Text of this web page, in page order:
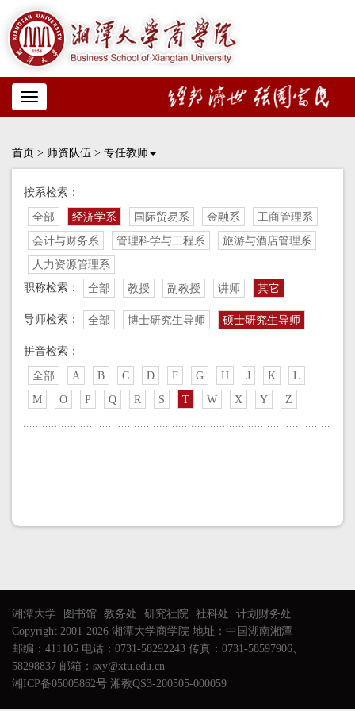
Toggle
navigation
首页 > 师资队伍 > 专任教师
按系检索：
全部 经济学系 国际贸易系 金融系
工商管理系
会计与财务系
管理科学与工程系
旅游与酒店管理系
人力资源管理系
职称检索：
全部 教授 副教授 讲师 其它
导师检索： 全部 博士研究生导师 硕士研究生导师
拼音检索：
全部 A B C D F G H J K
L
M
O P Q R S T W X Y Z
湘潭大学 图书馆 教务处 研究社院 社科处
计划财务处
Copyright 2001-2026 湘潭大学商学院 地址：中国湖南湘潭
邮编：411105 电话：0731-58292243 传真：0731-58597906、
58298837 邮箱：sxy@xtu.edu.cn
湘ICP备05005862号 湘教QS3-200505-000059